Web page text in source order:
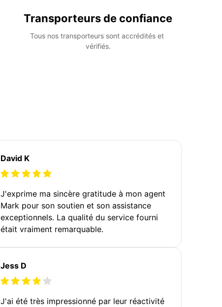
Transporteurs de confiance
Tous nos transporteurs sont accrédités et
vérifiés.
David K
J'exprime ma sincère gratitude à mon agent
Mark pour son soutien et son assistance
exceptionnels. La qualité du service fourni
était vraiment remarquable.
Jess D
J'ai été très impressionné par leur réactivité